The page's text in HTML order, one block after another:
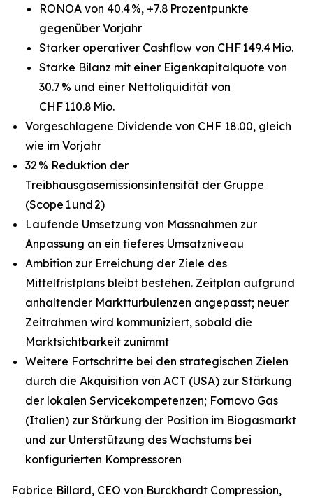
RONOA von 40.4 %, +7.8 Prozentpunkte
gegenüber Vorjahr
Starker operativer Cashflow von CHF 149.4 Mio.
Starke Bilanz mit einer Eigenkapitalquote von
30.7 % und einer Nettoliquidität von
CHF 110.8 Mio.
Vorgeschlagene Dividende von CHF 18.00, gleich
wie im Vorjahr
32 % Reduktion der
Treibhausgasemissionsintensität der Gruppe
(Scope 1 und 2)
Laufende Umsetzung von Massnahmen zur
Anpassung an ein tieferes Umsatzniveau
Ambition zur Erreichung der Ziele des
Mittelfristplans bleibt bestehen. Zeitplan aufgrund
anhaltender Marktturbulenzen angepasst; neuer
Zeitrahmen wird kommuniziert, sobald die
Marktsichtbarkeit zunimmt
Weitere Fortschritte bei den strategischen Zielen
durch die Akquisition von ACT (USA) zur Stärkung
der lokalen Servicekompetenzen; Fornovo Gas
(Italien) zur Stärkung der Position im Biogasmarkt
und zur Unterstützung des Wachstums bei
konfigurierten Kompressoren
Fabrice Billard, CEO von Burckhardt Compression,